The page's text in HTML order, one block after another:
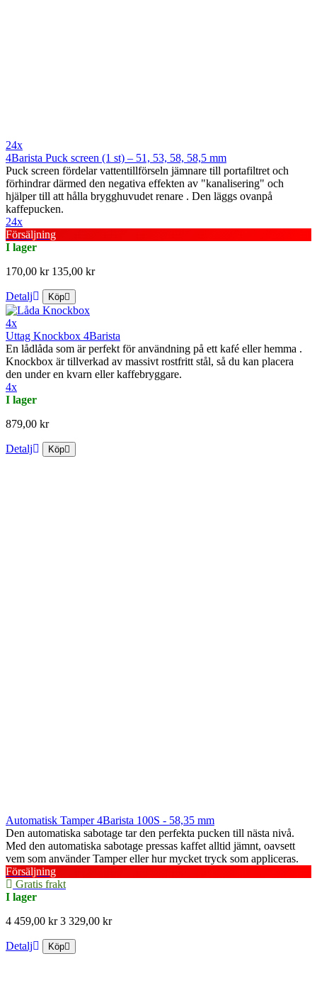
24x
4Barista Puck screen (1 st) – 51, 53, 58, 58,5 mm
Puck screen fördelar vattentillförseln jämnare till portafiltret och
förhindrar därmed den negativa effekten av "kanalisering" och
hjälper till att hålla brygghuvudet renare . Den läggs ovanpå
kaffepucken.
24x
Försäljning
I lager
170,00 kr 135,00 kr
Detalj Köp
4x
Uttag Knockbox 4Barista
En lådlåda som är perfekt för användning på ett kafé eller hemma .
Knockbox är tillverkad av massivt rostfritt stål, så du kan placera
den under en kvarn eller kaffebryggare.
4x
I lager
879,00 kr
Detalj Köp
Automatisk Tamper 4Barista 100S - 58,35 mm
Den automatiska sabotage tar den perfekta pucken till nästa nivå.
Med den automatiska sabotage pressas kaffet alltid jämnt, oavsett
vem som använder Tamper eller hur mycket tryck som appliceras.
Försäljning
Gratis frakt
I lager
4 459,00 kr 3 329,00 kr
Detalj Köp